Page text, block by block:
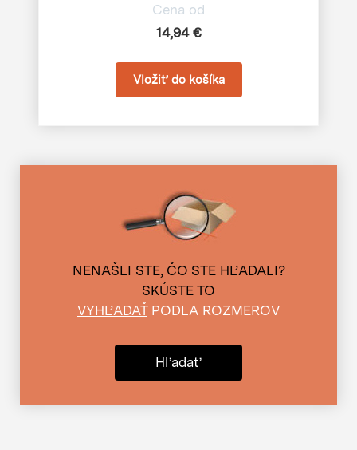
Cena od
14,94 €
NENAŠLI STE, ČO STE HĽADALI?
SKÚSTE TO
VYHĽADAŤPODLA ROZMEROV
Hľadať